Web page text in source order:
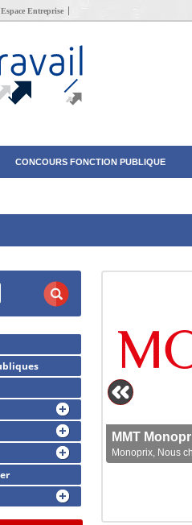
Espace Entreprise
CONCOURS FONCTION PUBLIQUE
MMT
Monoprix, Nous